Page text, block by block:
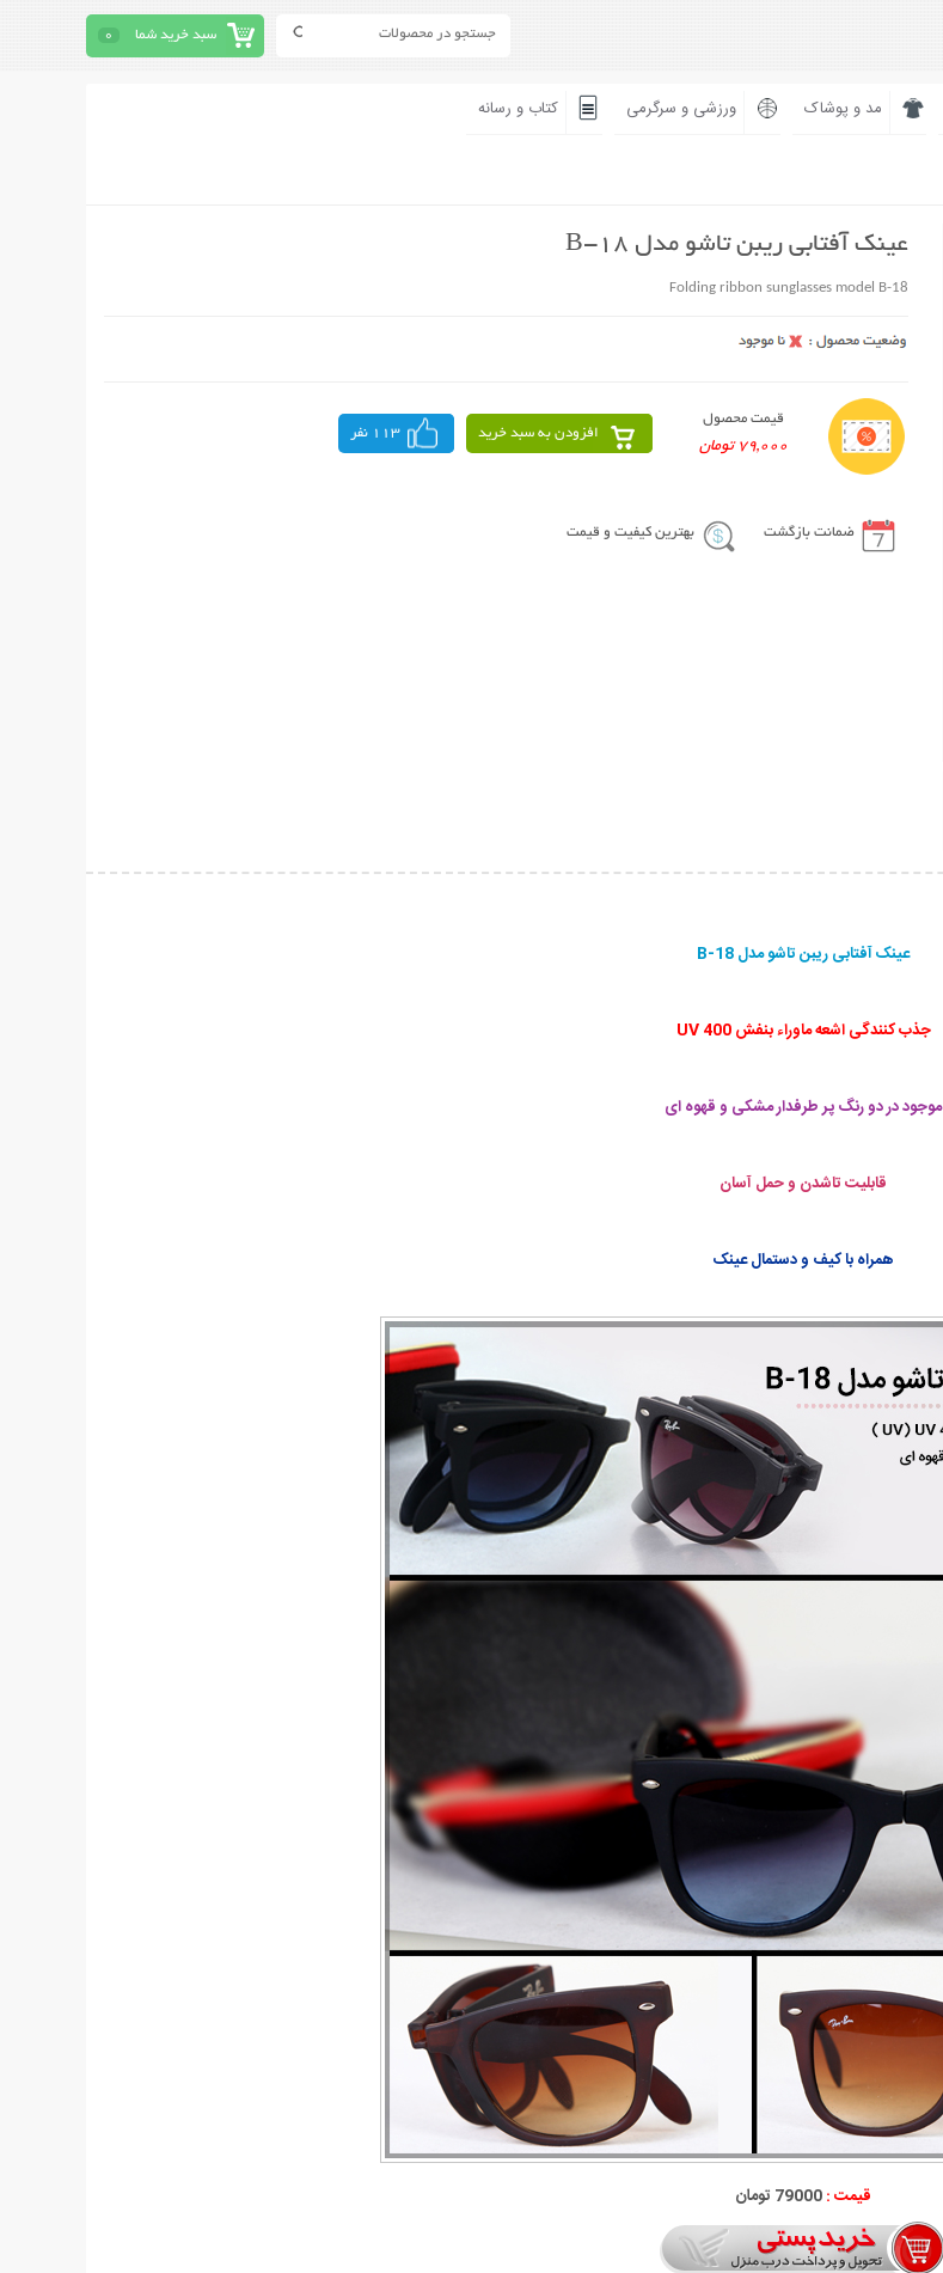
سبد خرید شما 0
مد و پوشاک ورزشی و سرگرمی کتاب و رسانه
عینک آفتابی ریبن تاشو مدل B-18
Folding ribbon sunglasses model B-18
قیمت محصول
79,000 تومان
افزودن به سبد خرید 113 نفر
ضمانت بازگشت بهترین کیفیت و قیمت
عینک آفتابی ریبن تاشو مدل B-18
جذب کنندگی اشعه ماوراء بنفش UV 400
موجود در دو رنگ پر طرفدار مشکی و قهوه ای
قابلیت تاشدن و حمل آسان
همراه با کیف و دستمال عینک
قیمت :79000 تومان